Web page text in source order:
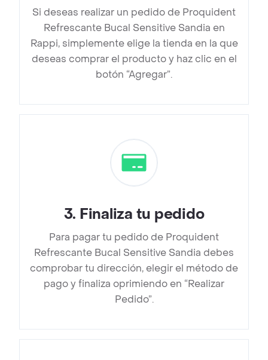
Si deseas realizar un pedido de Proquident
Refrescante Bucal Sensitive Sandia en
Rappi, simplemente elige la tienda en la que
deseas comprar el producto y haz clic en el
botón “Agregar”.
3. Finaliza tu pedido
Para pagar tu pedido de Proquident
Refrescante Bucal Sensitive Sandia debes
comprobar tu dirección, elegir el método de
pago y finaliza oprimiendo en “Realizar
Pedido”.